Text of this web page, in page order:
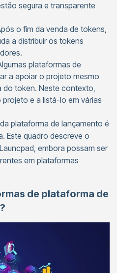
segura e transparente
o fim da venda de tokens,
a distribuir os tokens
plataformas de
a apoiar o projeto mesmo
do token. Neste contexto,
e a listá-lo em várias
plataforma de lançamento é
Este quadro descreve o
embora possam ser
em plataformas
de plataforma de